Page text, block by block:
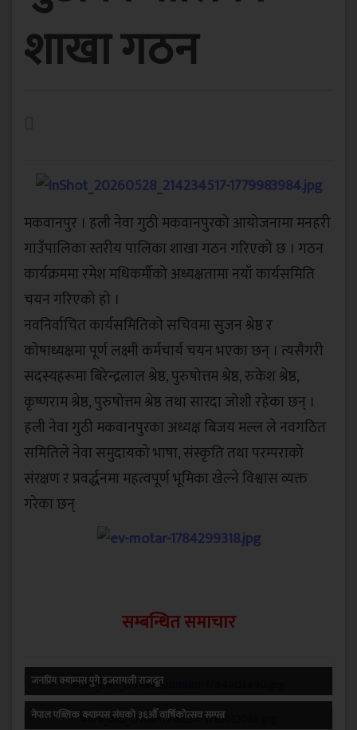
शाखा गठन
मकवानपुर । हली नेवा गुठी मकवानपुरको आयोजनामा मनहरी
गाउँपालिका स्तरीय पालिका शाखा गठन गरिएको छ । गठन
कार्यक्रममा रमेश मधिकर्मीको अध्यक्षतामा नयाँ कार्यसमिति
चयन गरिएको हो ।
नवनिर्वाचित कार्यसमितिको सचिवमा सुजन श्रेष्ठ र
कोषाध्यक्षमा पूर्ण लक्ष्मी कर्मचार्य चयन भएका छन् । त्यसैगरी
सदस्यहरूमा बिरेन्द्रलाल श्रेष्ठ, पुरुषोत्तम श्रेष्ठ, रुकेश श्रेष्ठ,
कृष्णराम श्रेष्ठ, पुरुषोत्तम श्रेष्ठ तथा सारदा जोशी रहेका छन् ।
हली नेवा गुठी मकवानपुरका अध्यक्ष बिजय मल्ल ले नवगठित
समितिले नेवा समुदायको भाषा, संस्कृति तथा परम्पराको
संरक्षण र प्रवर्द्धनमा महत्वपूर्ण भूमिका खेल्ने विश्वास व्यक्त
गरेका छन्
सम्बन्धित समाचार
जनप्रिय क्याम्पस पुगे इजरायली राजदूत
नेपाल पब्लिक क्याम्पस संघको ३६औँ वार्षिकोत्सव सम्पन्न